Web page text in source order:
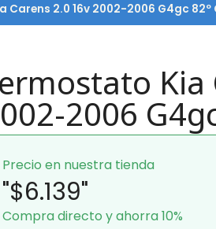
Carens 2.0 16v 2002-2006 G4gc 82º
Kia
2006
Precio en nuestra tienda
"$6.139"
Compra directo y ahorra 10%